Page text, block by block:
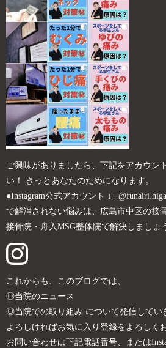
ご興味がありましたら、下記をアカウン
い！ きっとあなたのためになります。
●Instagram公式アカウント ↓↓
で解消されない悩みは、広島市中区の接
接骨院・舟入MSG整体院で解決しましょ
これからも、このブログでは、
◎当院のニュース
◎当院での取り組み について発信してい
よろしければお気に入り登録をよろしく
お問い合わせは下記電話番号、または